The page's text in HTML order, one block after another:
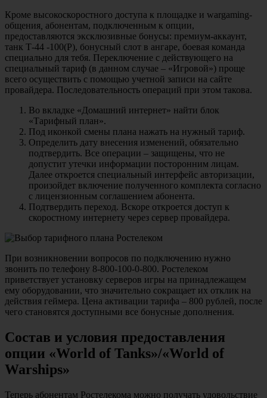
Кроме высокоскоростного доступа к площадке и wargaming-
общения, абонентам, подключенным к опции,
предоставляются эксклюзивные бонусы: премиум-аккаунт,
танк Т-44 -100(Р), бонусный слот в ангаре, боевая команда
специально для тебя. Переключение с действующего на
специальный тариф (в данном случае – «Игровой») проще
всего осуществить с помощью учетной записи на сайте
провайдера. Последовательность операций при этом такова.
Во вкладке «Домашний интернет» найти блок
«Тарифный план».
Под иконкой смены плана нажать на нужный тариф.
Определить дату внесения изменений, обязательно
подтвердить. Все операции – защищены, что не
допустит утечки информации посторонним лицам.
Далее откроется специальный интерфейс авторизации,
произойдет включение полученного комплекта согласно
с лицензионным соглашением абонента.
Подтвердить переход. Вскоре откроется доступ к
скоростному интернету через сервер провайдера.
При возникновении вопросов по подключению нужно
звонить по телефону 8-800-100-0-800. Ростелеком
приветствует установку серверов игры на принадлежащем
ему оборудовании, что значительно сокращает их отклик на
действия геймера. Цена активации тарифа – 800 рублей, после
чего становятся доступными все бонусные дополнения.
Состав и условия предоставления
опции «World of Tanks»/«World of
Warships»
Теперь абонентам Ростелекома можно получать удовольствие